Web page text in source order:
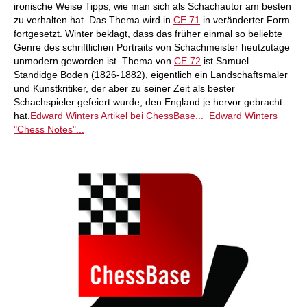
ironische Weise Tipps, wie man sich als Schachautor am besten
zu verhalten hat. Das Thema wird in CE 71 in veränderter Form
fortgesetzt. Winter beklagt, dass das früher einmal so beliebte
Genre des schriftlichen Portraits von Schachmeister heutzutage
unmodern geworden ist. Thema von CE 72 ist Samuel
Standidge Boden (1826-1882), eigentlich ein Landschaftsmaler
und Kunstkritiker, der aber zu seiner Zeit als bester
Schachspieler gefeiert wurde, den England je hervor gebracht
hat. Edward Winters Artikel bei ChessBase...
Edward Winters
"Chess Notes"...